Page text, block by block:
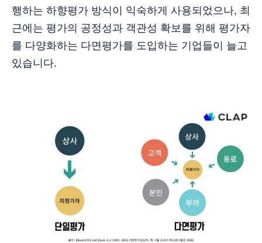
행하는 하향평가 방식이 익숙하게 사용되었으나, 최
근에는 평가의 공정성과 객관성 확보를 위해 평가자
를 다양화하는 다면평가를 도입하는 기업들이 늘고
있습니다.